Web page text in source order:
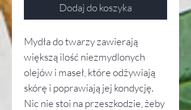
Dodaj do koszyka
Mydła do twarzy zawierają
większą ilość niezmydlonych
olejów i maseł, które odżywiają
skórę i poprawiają jej kondycję.
Nic nie stoi na przeszkodzie, żeby